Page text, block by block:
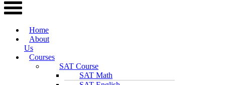
Home
About
Us
Courses
SAT Course
SAT Math